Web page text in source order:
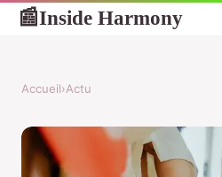
📰Inside Harmony
Accueil›Actu